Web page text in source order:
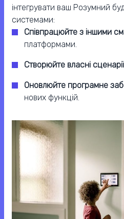
інтегрувати ваш Розумний
системами:
Співпрацюйте з іншими
платформами.
Створюйте власні сценарії
Оновлюйте програмне
нових функцій.